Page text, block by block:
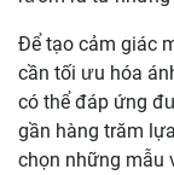
Để tạo cảm giác
cần tối ưu hóa
có thể đáp ứng
gần hàng trăm
chọn những mẫu